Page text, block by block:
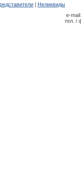
| Неликвиды
e-mail:
тел. /